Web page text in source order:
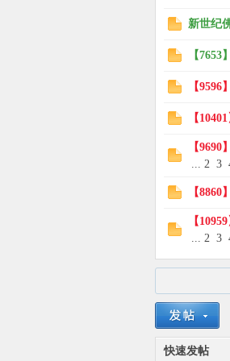
新世纪
【
【
【
【
... 2 3
【
【
... 2 3
快速发帖